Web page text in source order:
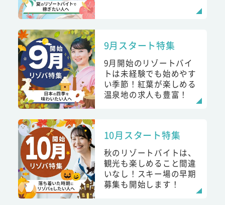
9月スタート特集
9月開始のリゾートバイ
トは未経験でも始めやす
い季節！紅葉が楽しめる
温泉地の求人も豊富！
10月スタート特集
秋のリゾートバイトは、
観光も楽しめること間違
いなし！スキー場の早期
募集も開始します！